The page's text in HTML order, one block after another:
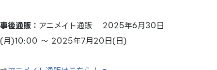
事後通販： アニメイト通販 2025年6月30日
(月)10:00 ～ 2025年7月20日(日)